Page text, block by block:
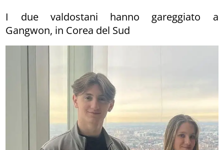
I due valdostani hanno gareggiato a
Gangwon, in Corea del Sud